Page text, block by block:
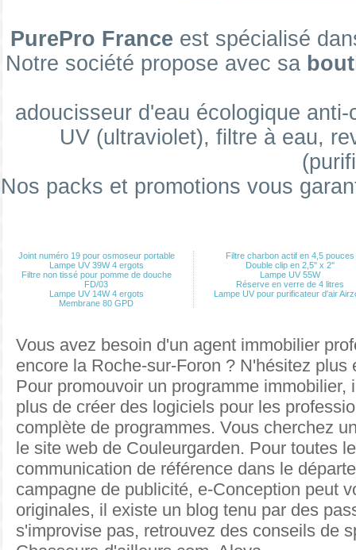
PurePro France est spécialisé
Notre société propose avec sa
adoucisseur d'eau écologique
UV (ultraviolet), filtre à eau,
Nos packs et promotions vous
Joint numéro 19 pour osmoseur portable
Lampe UV 39W 4 ergots
Filtre non tissé pour pomme de douche
FD/03
Lampe UV 14W 4 ergots
Membrane 80 GPD
Filtre charbon actif en 4,5 pouces
Double clip en 2,5'' x 2''
Lampe UV 55W
Réserve en verre de 4 litres
Lampe UV pour purificateur d'air
Vous avez besoin d'un agent immobilier
encore la Roche-sur-Foron ? N'hésitez
Pour promouvoir un programme immobilier,
plus de créer des logiciels pour les
complète de programmes. Vous cherchez
le site web de Couleurgarden. Pour toutes
communication de référence dans le
campagne de publicité, e-Conception peut
originales, il existe un blog tenu par des
s'improvise pas, retrouvez des conseils de